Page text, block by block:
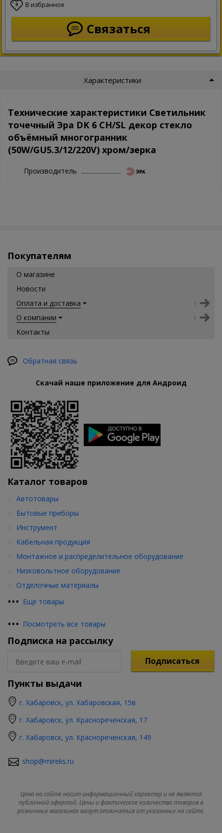
0 В избранное
Связаться
Характеристики
Технические характеристики Светильник
точечный Эра DK 6 CH/SL декор стекло
объёмный многогранник
(50W/GU5.3/12/220V) хром/зерка
Производитель
Покупателям
О магазине
Новости
Оплата и доставка
О компании
Контакты
Обратная связь
Скачай наше приложение для Андроид
Каталог товаров
••• Еще товары
Автотовары
Бытовые приборы
Инструмент
Кабельная продукция
Монтажное и распределительное оборудование
Низковольтное оборудование
Отделочные материалы
••• Посмотреть все товары
Подписка на рассылку
Подписаться
Пункты выдачи
г. Хабаровск, ул. Хабаровская, 15в
г. Хабаровск, ул. Краснореченская, 17
г. Хабаровск, ул. Краснореченская, 149
shop@mireks.ru
Цена на сайте носит информационный характер и не является
публичной офертой. Цены и фактическое количество товаров в
розничных магазинах могут отличаться от указанных на сайте.